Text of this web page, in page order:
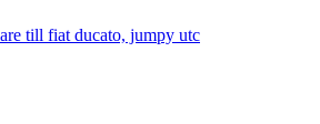
till fiat ducato, jumpy utc